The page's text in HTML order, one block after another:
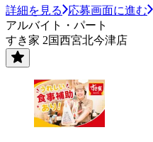
詳細を見る
応募画面に進む
アルバイト・パート
すき家 2国西宮北今津店